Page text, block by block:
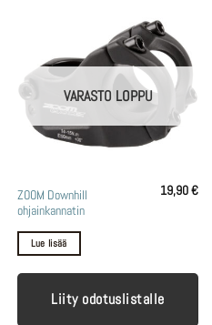
VARASTO LOPPU
ZOOM Downhill
ohjainkannatin
19,90€
Lue lisää
Liity odotuslistalle